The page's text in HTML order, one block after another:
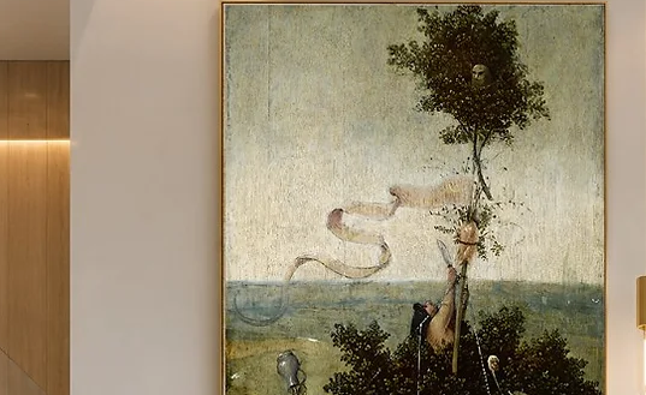
devido ao material e tamanho